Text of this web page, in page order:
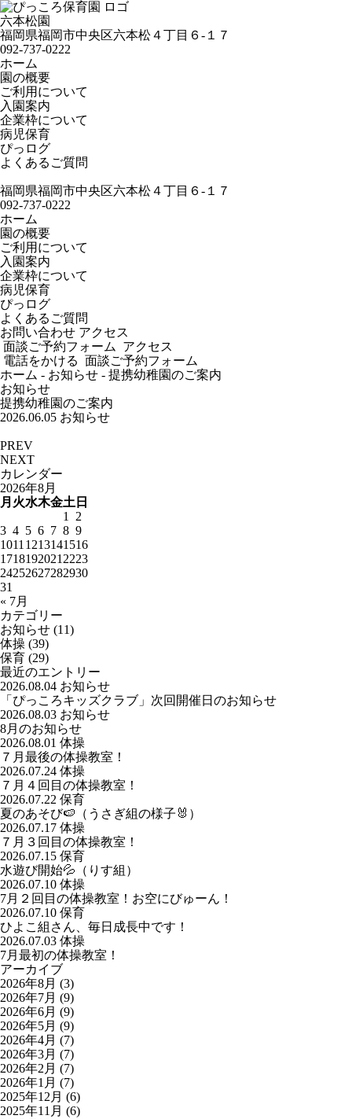
六本松園
福岡県福岡市中央区六本松４丁目６-１７
092-737-0222
ホーム
園の概要
ご利用について
入園案内
企業枠について
病児保育
ぴっログ
よくあるご質問
福岡県福岡市中央区六本松４丁目６-１７
092-737-0222
ホーム
園の概要
ご利用について
入園案内
企業枠について
病児保育
ぴっログ
よくあるご質問
お問い合わせ アクセス
面談ご予約フォーム
アクセス
電話をかける 面談ご予約フォーム
ホーム - お知らせ - 提携幼稚園のご案内
お知らせ
提携幼稚園のご案内
2026.06.05 お知らせ
PREV
NEXT
カレンダー
2026年8月
月 火水木金土 日
1
2
3 4 5 6 7 8 9
1011 1213141516
1718192021 2223
24252627282930
31
« 7月
カテゴリー
お知らせ (11)
体操 (39)
保育 (29)
最近のエントリー
2026.08.04 お知らせ
「ぴっころキッズクラブ」次回開催日のお知らせ
2026.08.03 お知らせ
8月のお知らせ
2026.08.01 体操
７月最後の体操教室！
2026.07.24 体操
７月４回目の体操教室！
2026.07.22 保育
夏のあそび🍉（うさぎ組の様子🐰）
2026.07.17 体操
７月３回目の体操教室！
2026.07.15 保育
水遊び開始💦（りす組）
2026.07.10 体操
7月２回目の体操教室！お空にびゅーん！
2026.07.10 保育
ひよこ組さん、毎日成長中です！
2026.07.03 体操
7月最初の体操教室！
アーカイブ
2026年8月 (3)
2026年7月 (9)
2026年6月 (9)
2026年5月 (9)
2026年4月 (7)
2026年3月 (7)
2026年2月 (7)
2026年1月 (7)
2025年12月 (6)
2025年11月 (6)